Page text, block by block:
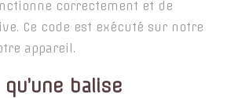
correctement et de
Ce code est exécuté sur notre
appareil.
qu’une balise